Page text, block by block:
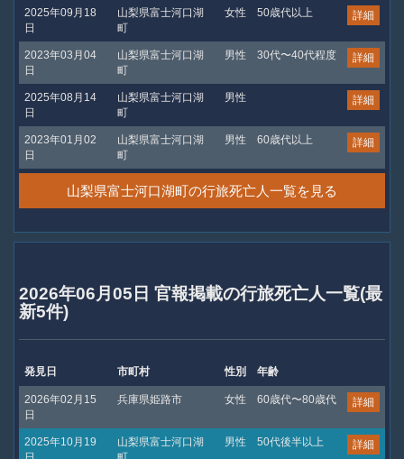
2025年09月18
日
山梨県富士河口湖
町
女性 50歳代以上 詳細
2023年03月04
日
山梨県富士河口湖
町
男性 30代〜40代程度 詳細
2025年08月14
日
山梨県富士河口湖
町
男性 詳細
2023年01月02
日
山梨県富士河口湖
町
男性 60歳代以上 詳細
山梨県富士河口湖町の行旅死亡人一覧を見る
2026年06月05日 官報掲載の行旅死亡人一覧(最
新5件)
発見日 市町村 性別 年齢
2026年02月15
日
兵庫県姫路市 女性 60歳代〜80歳代 詳細
2025年10月19
山梨県富士河口湖
男性 50代後半以上 詳細